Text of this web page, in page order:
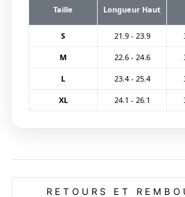
Taille Longueur Haut
S 21.9 - 23.9
M 22.6 - 24.6
L 23.4 - 25.4
XL 24.1 - 26.1
RETOURS ET